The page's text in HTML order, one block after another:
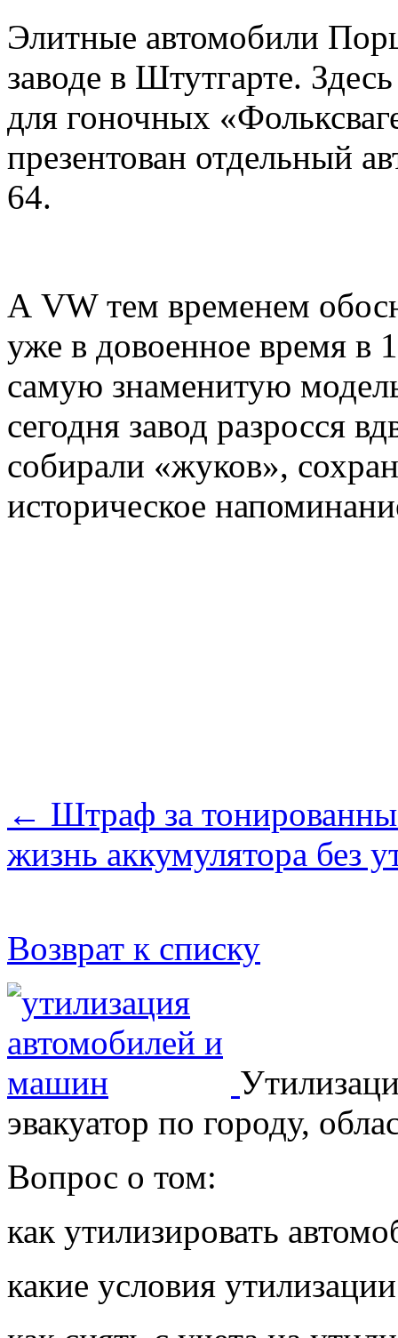
Элитные автомобили
заводе в Штутгарте.
для гоночных
презентован отдельный
64.
А VW тем временем
уже в довоенное время в
самую знаменитую
сегодня завод разросся
собирали «жуков»,
историческое
← Штраф за
жизнь аккумулятора без
Возврат к списку
эвакуатор по городу,
Вопрос о том:
как утилизировать
какие условия